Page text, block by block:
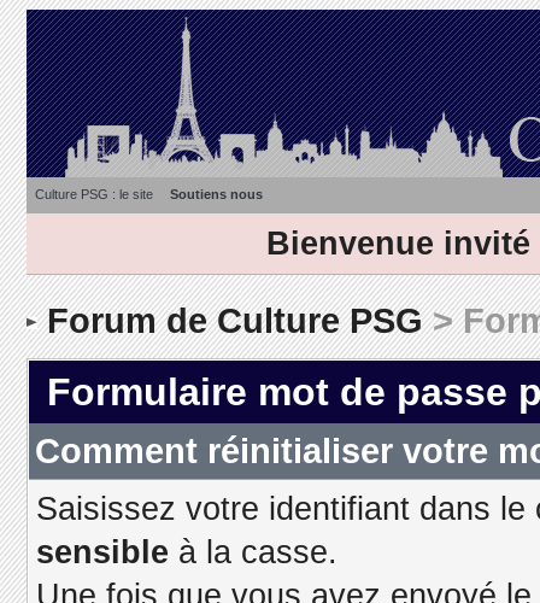
Culture PSG : le site Soutiens nous
Bienvenue invité
Forum de Culture PSG>
Formulaire mot de passe
Comment réinitialiser votre
Saisissez votre identifiant dans
sensible à la casse.
Une fois que vous avez envoyé